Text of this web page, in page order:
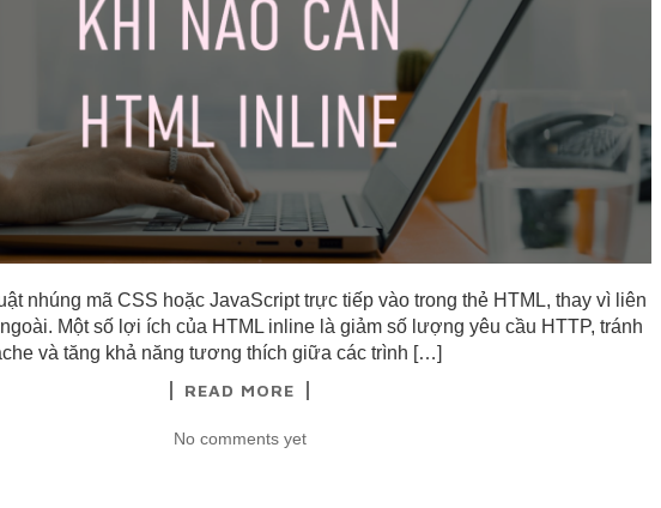
nhúng mã CSS hoặc JavaScript trực tiếp vào trong thẻ HTML, thay vì liên
Một số lợi ích của HTML inline là giảm số lượng yêu cầu HTTP, tránh
và tăng khả năng tương thích giữa các trình […]
READ MORE
No comments yet